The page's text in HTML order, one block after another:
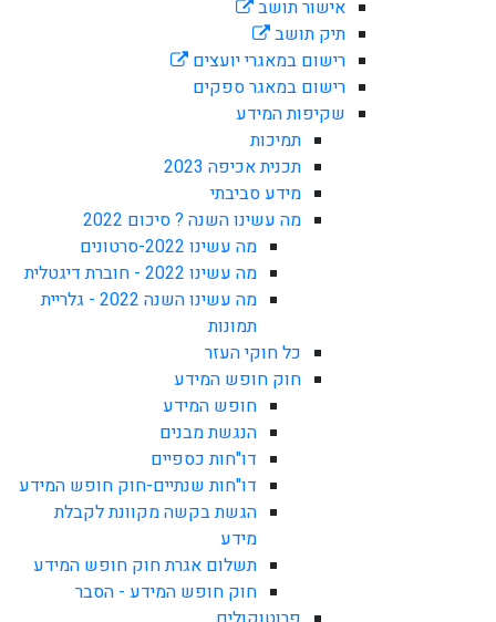
אישור תושב
תיק תושב
רישום במאגרי יועצים
רישום במאגר ספקים
שקיפות המידע
תמיכות
תכנית אכיפה 2023
מידע סביבתי
מה עשינו השנה ? סיכום 2022
מה עשינו 2022-סרטונים
מה עשינו 2022 - חוברת דיגטלית
מה עשינו השנה 2022 - גלריית
תמונות
כל חוקי העזר
חוק חופש המידע
חופש המידע
הנגשת מבנים
דו"חות כספיים
דו"חות שנתיים-חוק חופש המידע
הגשת בקשה מקוונת לקבלת
מידע
תשלום אגרת חוק חופש המידע
חוק חופש המידע - הסבר